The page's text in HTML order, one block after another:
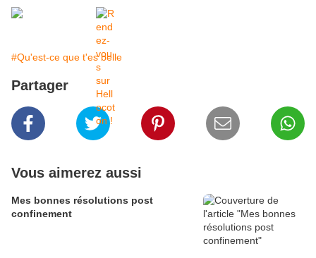
#Qu'est-ce que t'es belle
Partager
Vous aimerez aussi
Mes bonnes résolutions post
confinement